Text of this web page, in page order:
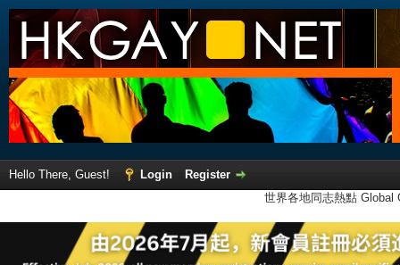
Hello There, Guest! Login
Register
世界各地同志熱點